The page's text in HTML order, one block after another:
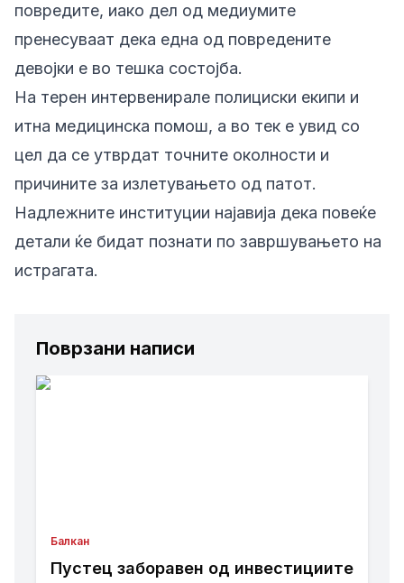
повредите, иако дел од медиумите
пренесуваат дека една од повредените
девојки е во тешка состојба.
На терен интервенирале полициски екипи и
итна медицинска помош, а во тек е увид со
цел да се утврдат точните околности и
причините за излетувањето од патот.
Надлежните институции најавија дека повеќе
детали ќе бидат познати по завршувањето на
истрагата.
Поврзани написи
Балкан
Пустец заборавен од инвестициите